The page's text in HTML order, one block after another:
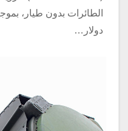
الطائرات بدون طيار،
دولار…